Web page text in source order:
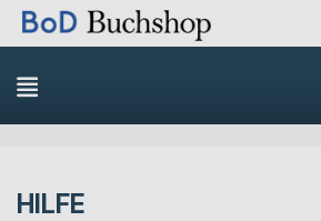
Direkt
zum
Inhalt
HILFE